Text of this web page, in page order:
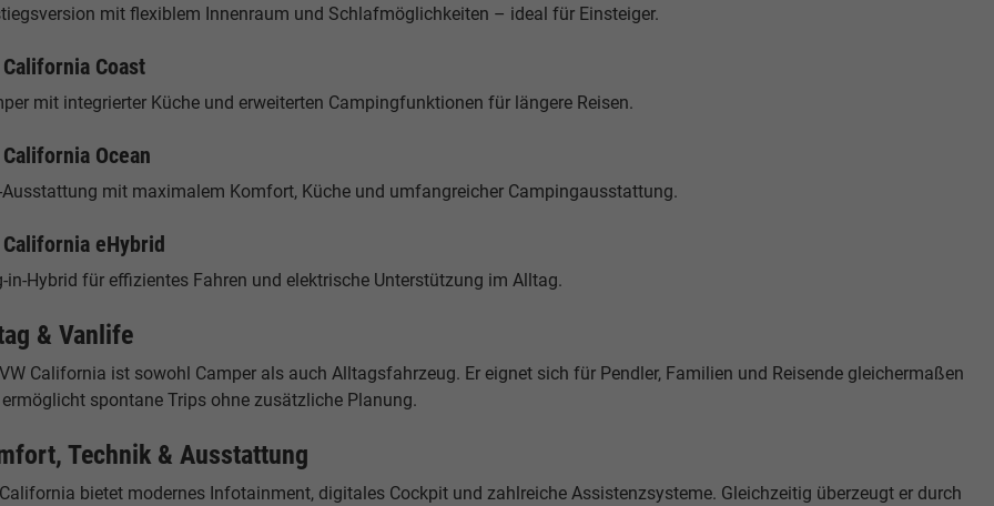
mit flexiblem Innenraum und Schlafmöglichkeiten – ideal für Einsteiger.
California Coast
mit integrierter Küche und erweiterten Campingfunktionen für längere Reisen.
Ocean
Ausstattung mit maximalem Komfort, Küche und umfangreicher Campingausstattung.
California eHybrid
in-Hybrid für effizientes Fahren und elektrische Unterstützung im Alltag.
& Vanlife
California ist sowohl Camper als auch Alltagsfahrzeug. Er eignet sich für Pendler, Familien und Reisende gleichermaßen
spontane Trips ohne zusätzliche Planung.
Technik & Ausstattung
bietet modernes Infotainment, digitales Cockpit und zahlreiche Assistenzsysteme. Gleichzeitig überzeugt er durch